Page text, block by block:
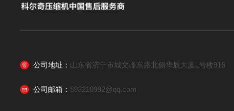
公司地址： 山东省济宁市城文峰东路北侧华辰大厦1号楼916
公司邮箱： 593210992@qq.com